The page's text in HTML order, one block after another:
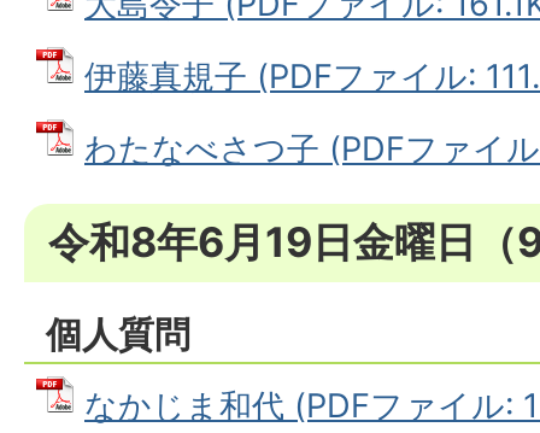
伊藤真規子 (PDFファイル:
わたなべさつ子 (PDFファイ
令和8年6月19日金曜日（
個人質問
なかじま和代 (PDFファイル: